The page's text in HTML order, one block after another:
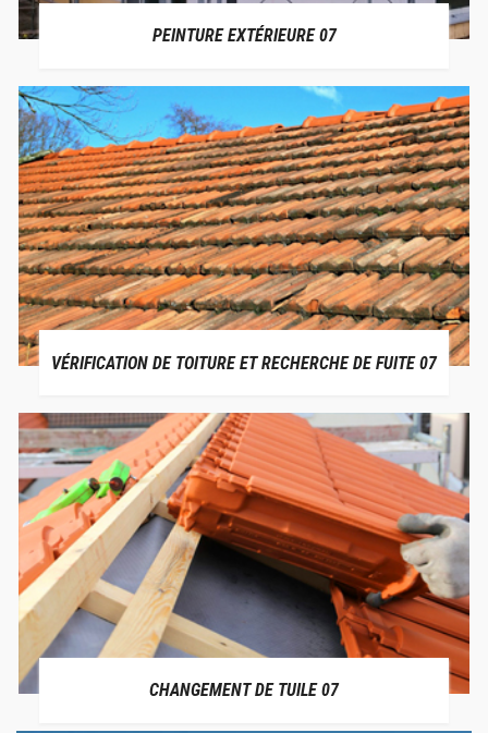
PEINTURE EXTÉRIEURE 07
VÉRIFICATION DE TOITURE ET RECHERCHE DE FUITE 07
CHANGEMENT DE TUILE 07